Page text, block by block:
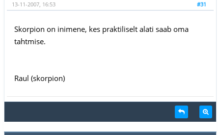
#31
13-11-2007, 16:53
Skorpion on inimene, kes praktiliselt alati saab oma
tahtmise.
Raul (skorpion)